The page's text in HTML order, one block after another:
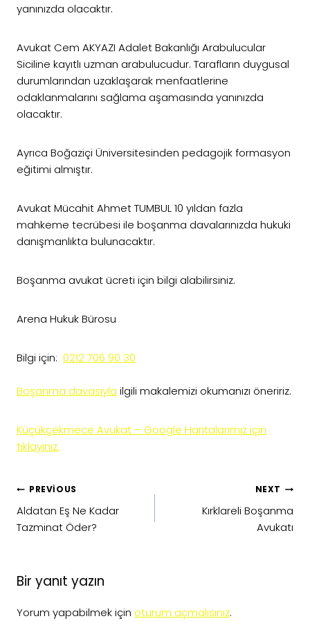
yanınızda olacaktır.
Avukat Cem AKYAZI Adalet Bakanlığı Arabulucular
Siciline kayıtlı uzman arabulucudur. Tarafların duygusal
durumlarından uzaklaşarak menfaatlerine
odaklanmalarını sağlama aşamasında yanınızda
olacaktır.
Ayrıca Boğaziçi Üniversitesinden pedagojik formasyon
eğitimi almıştır.
Avukat Mücahit Ahmet TUMBUL 10 yıldan fazla
mahkeme tecrübesi ile boşanma davalarınızda hukuki
danışmanlıkta bulunacaktır.
Boşanma avukat ücreti için bilgi alabilirsiniz.
Arena Hukuk Bürosu
Bilgi için: 0212 706 90 30
Boşanma davasıyla ilgili makalemizi okumanızı öneririz.
Küçükçekmece Avukat – Google Haritalarımız için
tıklayınız.
Yazı
gezinmesi
PREVIOUS
Aldatan Eş Ne Kadar
Tazminat Öder?
NEXT
Kırklareli Boşanma
Avukatı
Bir yanıt yazın
Yorum yapabilmek için oturum açmalısınız.